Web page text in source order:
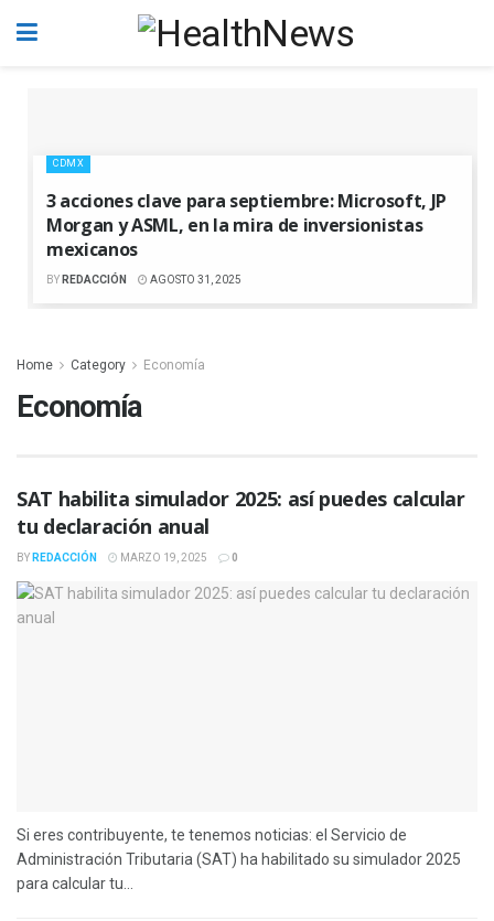
CDMX
3 acciones clave para septiembre: Microsoft, JP
Morgan y ASML, en la mira de inversionistas
mexicanos
BY REDACCIÓN AGOSTO 31, 2025
Home Category Economía
Economía
SAT habilita simulador 2025: así puedes calcular
tu declaración anual
BY REDACCIÓN MARZO 19, 2025 0
Si eres contribuyente, te tenemos noticias: el Servicio de
Administración Tributaria (SAT) ha habilitado su simulador 2025
para calcular tu...